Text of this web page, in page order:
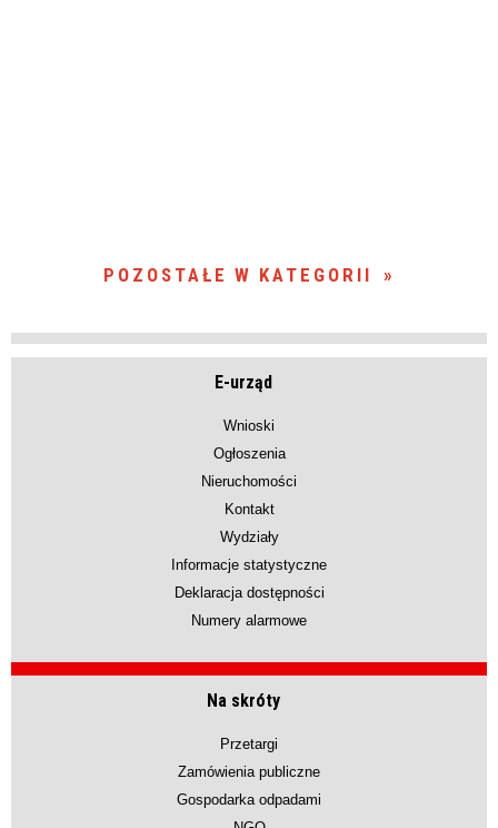
POZOSTAŁE W KATEGORII
E-urząd
Wnioski
Ogłoszenia
Nieruchomości
Kontakt
Wydziały
Informacje statystyczne
Deklaracja dostępności
Numery alarmowe
Na skróty
Przetargi
Zamówienia publiczne
Gospodarka odpadami